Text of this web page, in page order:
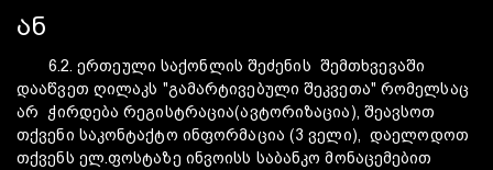
ან
6.2. ერთეული საქონლის შეძენის შემთხვევაში
დააწვეთ ღილაკს "გამარტივებული შეკვეთა" რომელსაც
არ ჭირდება რეგისტრაცია(ავტორიზაცია), შეავსოთ
თქვენი საკონტაქტო ინფორმაცია (3 ველი), დაელოდოთ
თქვენს ელ.ფოსტაზე ინვოისს საბანკო მონაცემებით